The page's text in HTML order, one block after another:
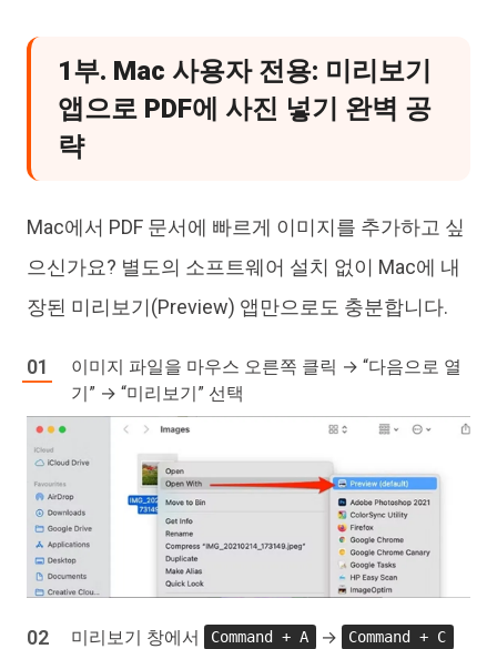
1부. Mac 사용자 전용: 미리보기
앱으로 PDF에 사진 넣기 완벽 공
략
Mac에서 PDF 문서에 빠르게 이미지를 추가하고 싶
으신가요? 별도의 소프트웨어 설치 없이 Mac에 내
장된 미리보기(Preview) 앱만으로도 충분합니다.
이미지 파일을 마우스 오른쪽 클릭 → “다음으로 열
기” → “미리보기” 선택
미리보기 창에서 Command + A → Command + C